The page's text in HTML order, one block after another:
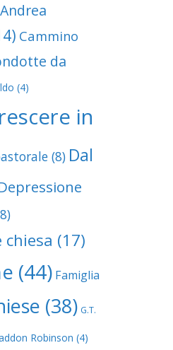
Andrea
Cammino
da
(4)
in
(8) Dal
chiesa (17)
(44) Famiglia
(38) G.T.
Robinson (4)